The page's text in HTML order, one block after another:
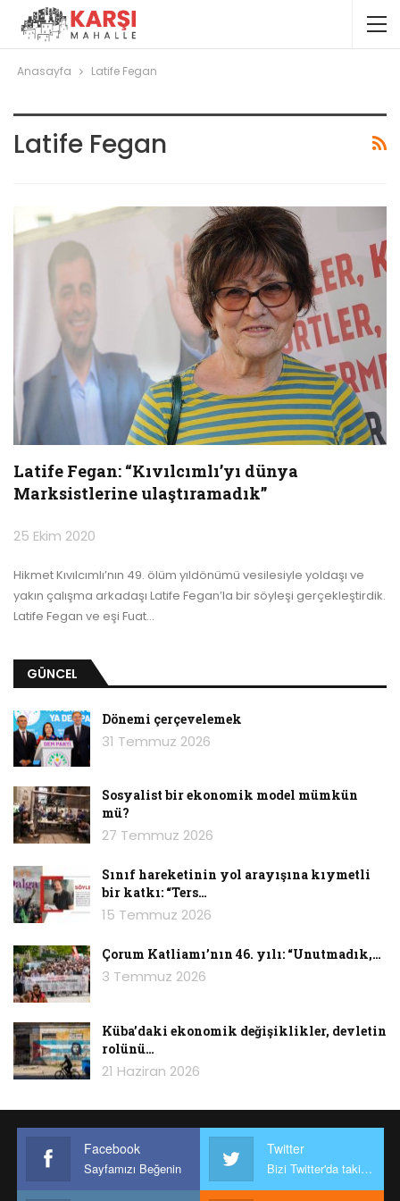
Anasayfa Latife Fegan
Latife Fegan
Latife Fegan: “Kıvılcımlı’yı dünya
Marksistlerine ulaştıramadık”
25 Ekim 2020
Hikmet Kıvılcımlı’nın 49. ölüm yıldönümü vesilesiyle yoldaşı ve
yakın çalışma arkadaşı Latife Fegan’la bir söyleşi gerçekleştirdik.
Latife Fegan ve eşi Fuat…
GÜNCEL
Dönemi çerçevelemek
31 Temmuz 2026
Sosyalist bir ekonomik model mümkün
mü?
27 Temmuz 2026
Sınıf hareketinin yol arayışına kıymetli
bir katkı: “Ters…
15 Temmuz 2026
Çorum Katliamı’nın 46. yılı: “Unutmadık,…
3 Temmuz 2026
Küba’daki ekonomik değişiklikler, devletin
rolünü…
21 Haziran 2026
Facebook
Sayfamızı Beğenin
Twitter
Bizi Twitter'da takip edin